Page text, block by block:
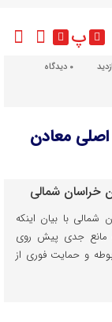
پ
دیدگاه
معادن
شمالی با بیان اینکه
مانع جدی پیش روی
و حمایت فوری از